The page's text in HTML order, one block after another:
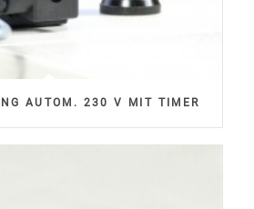
AUTOM. 230 V MIT TIMER